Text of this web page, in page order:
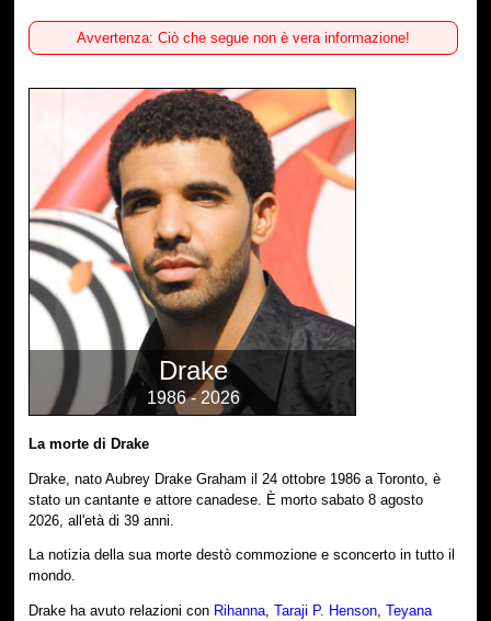
Avvertenza: Ciò che segue non è vera informazione!
Drake
1986 - 2026
La morte di Drake
Drake, nato Aubrey Drake Graham il 24 ottobre 1986 a Toronto, è
stato un cantante e attore canadese. È morto sabato 8 agosto
2026, all'età di 39 anni.
La notizia della sua morte destò commozione e sconcerto in tutto il
mondo.
Drake ha avuto relazioni con Rihanna,Taraji P. Henson,Teyana